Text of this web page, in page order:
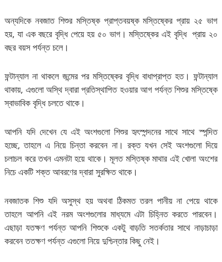
অন্যদিকে নবজাত শিশুর মস্তিষ্ক প্রাপ্তবয়ষ্ক মস্তিষ্কের প্রায় ২৫ ভাগ
হয়, যা এক বছরে বৃদ্ধি পেয়ে হয় ৫০ ভাগ। মস্তিষ্কের এই বৃদ্ধি প্রায় ২০
বছর বয়স পর্যন্ত চলে।
ফন্টান্যাল না থাকলে জন্মের পর মস্তিষ্কের বৃদ্ধি বাধাপ্রাপ্ত হত। ফন্টান্যাল
থাকায়, এগুলো অস্থি দ্বারা প্রতিস্থাপিত হওয়ার আগ পর্যন্ত শিশুর মস্তিষ্কে
স্বাভাবিক বৃদ্ধি চলতে থাকে।
আপনি যদি দেখেন যে এই অংশগুলো শিশুর হৃৎস্পন্দনের সাথে সাথে স্পন্দিত
হচ্ছে, তাহলে এ নিয়ে চিন্তা করবেন না। রক্ত যখন সেই অংশগুলো দিয়ে
চলাচল করে তখন এমনটা হয়ে থাকে। মূলত মস্তিষ্ক মাথার এই খোলা অংশের
নিচে একটি শক্ত আবরণের দ্বারা সুরক্ষিত থাকে।
নবজাতক শিশু যদি অসুস্থ হয় অথবা ঠিকমত তরল পানীয় না পেয়ে থাকে
তাহলে আপনি এই নরম অংশগুলোর মাধ্যমে এটা চিহ্নিত করতে পারবেন।
এছাড়া যতক্ষণ পর্যন্ত আপনি শিশুকে একটু বাড়তি সতর্কতার সাথে নাড়াচাড়া
করবেন ততক্ষণ পর্যন্ত এগুলো নিয়ে দুশ্চিন্তার কিছু নেই।